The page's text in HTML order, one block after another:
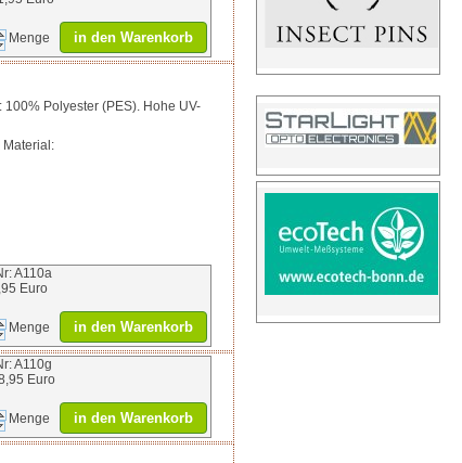
Menge in den Warenkorb
Polyester (PES). Hohe UV-
Material:
A110a
Euro
Menge in den Warenkorb
A110g
Euro
Menge in den Warenkorb